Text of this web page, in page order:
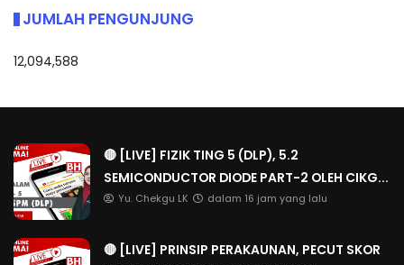
JUMLAH PENGUNJUNG
12,094,588
🔴 [LIVE] FIZIK TING 5 (DLP), 5.2
SEMICONDUCTOR DIODE PART-2 OLEH CIKG...
Yu. Chekgu LK dalam 16 jam yang lalu
🔴 [LIVE] PRINSIP PERAKAUNAN, PECUT SKOR